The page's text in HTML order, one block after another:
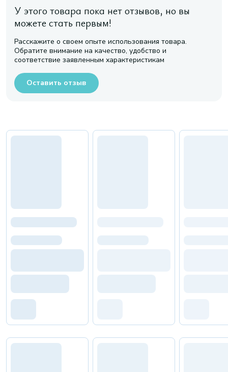
У этого товара пока нет отзывов, но вы
можете стать первым!
Расскажите о своем опыте использования товара.
Обратите внимание на качество, удобство и
соответствие заявленным характеристикам
Оставить отзыв